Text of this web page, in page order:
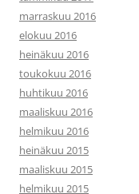
marraskuu 2016
elokuu 2016
heinäkuu 2016
toukokuu 2016
huhtikuu 2016
maaliskuu 2016
helmikuu 2016
heinäkuu 2015
maaliskuu 2015
helmikuu 2015